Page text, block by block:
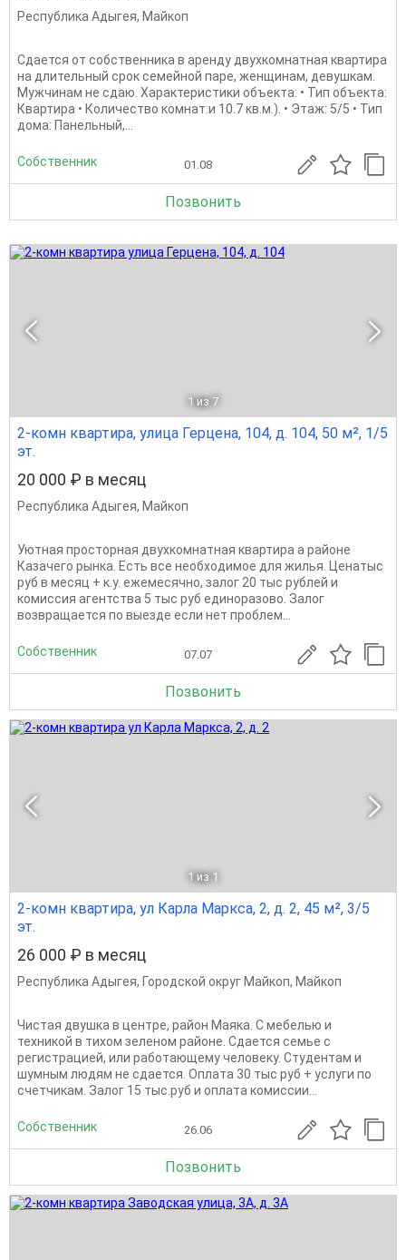
Республика Адыгея, Майкоп
Сдается от собственника в аренду двухкомнатная квартира
на длительный срок семейной паре, женщинам, девушкам.
Мужчинам не сдаю. Характеристики объекта: • Тип объекта:
Квартира • Количество комнат:и 10.7 кв.м.). • Этаж: 5/5 • Тип
дома: Панельный,...
Собственник 01.08
Позвонить
1 из 7
2-комн квартира, улица Герцена, 104, д. 104, 50 м², 1/5
эт.
20 000 ₽ в месяц
Республика Адыгея, Майкоп
Уютная просторная двухкомнатная квартира а районе
Казачего рынка. Есть все необходимое для жилья. Ценатыс
руб в месяц + к.у. ежемесячно, залог 20 тыс рублей и
комиссия агентства 5 тыс руб единоразово. Залог
возвращается по выезде если нет проблем...
Собственник 07.07
Позвонить
1 из 1
2-комн квартира, ул Карла Маркса, 2, д. 2, 45 м², 3/5
эт.
26 000 ₽ в месяц
Республика Адыгея, Городской округ Майкоп, Майкоп
Чистая двушка в центре, район Маяка. С мебелью и
техникой в тихом зеленом районе. Сдается семье с
регистрацией, или работающему человеку. Студентам и
шумным людям не сдается. Оплата 30 тыс руб + услуги по
счетчикам. Залог 15 тыс.руб и оплата комиссии...
Собственник 26.06
Позвонить